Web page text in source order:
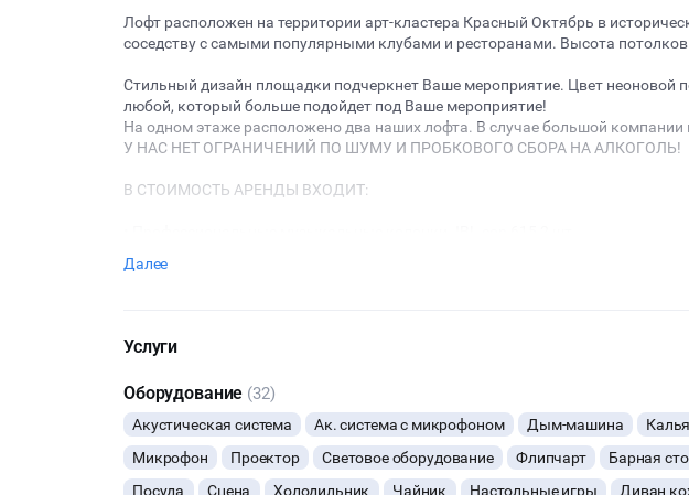
Лофт расположен на территории арт-кластера Красный Октябрь в
соседству с самыми популярными клубами и ресторанами. Высота потолков
Стильный дизайн площадки подчеркнет Ваше мероприятие. Цвет неоновой
любой, который больше подойдет под Ваше мероприятие!
На одном этаже расположено два наших лофта. В случае большой компании
У НАС НЕТ ОГРАНИЧЕНИЙ ПО ШУМУ И ПРОБКОВОГО СБОРА НА АЛКОГОЛЬ!
В СТОИМОСТЬ АРЕНДЫ ВХОДИТ:
• Проектор BenQ + экран 3*2 м
• Прожектора
• Лазерная установка
• Гримерное зеркало
• Холодильник
• Чайник
• СВЧ
• Кондиционер
Далее
Услуги
Оборудование (32)
Акустическая система Ак. система с микрофоном Дым-машина
Микрофон
Проектор Световое оборудование Флипчарт Барная
Посуда
Сцена Холодильник Чайник Настольные игры Диван